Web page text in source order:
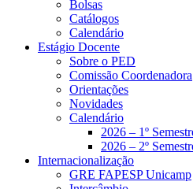
Bolsas
Catálogos
Calendário
Estágio Docente
Sobre o PED
Comissão Coordenadora
Orientações
Novidades
Calendário
2026 – 1º
2026 – 2º
Internacionalização
GRE FAPESP Unicamp